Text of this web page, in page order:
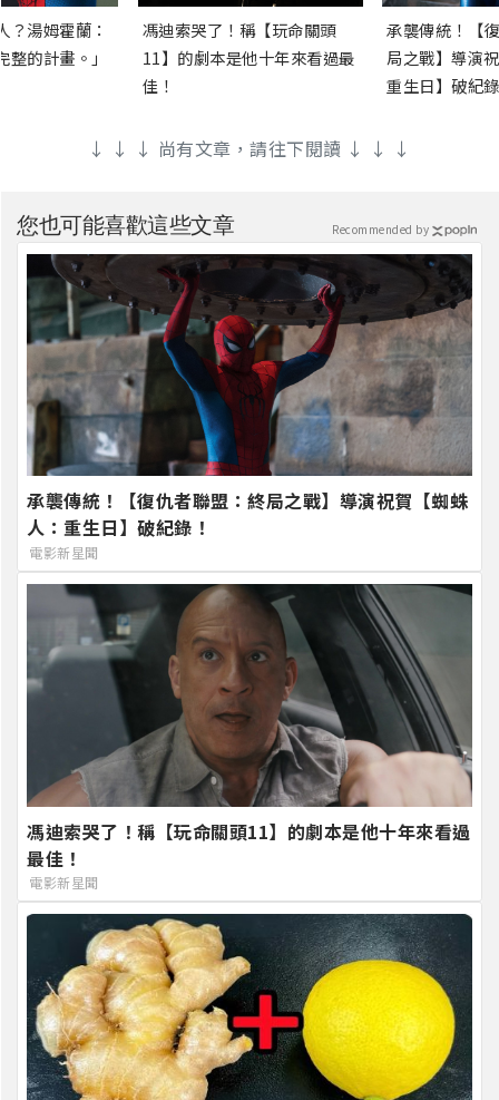
？湯姆霍蘭：
的計畫。」
馮迪索哭了！稱【玩命關頭
11】的劇本是他十年來看過最
佳！
承襲傳統！【
局之戰】導演
重生日】破紀
↓ ↓ ↓ 尚有文章，請往下閱讀 ↓ ↓ ↓
您也可能喜歡這些文章
承襲傳統！【復仇者聯盟：終局之戰】導演祝賀【蜘蛛
人：重生日】破紀錄！
電影新星聞
馮迪索哭了！稱【玩命關頭11】的劇本是他十年來看過
最佳！
電影新星聞
Recommended by